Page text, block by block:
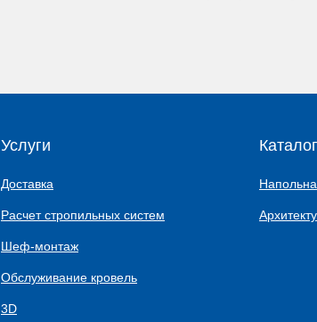
Услуги
Доставка
Расчет стропильных систем
Шеф-монтаж
Обслуживание кровель
3D
Каталог